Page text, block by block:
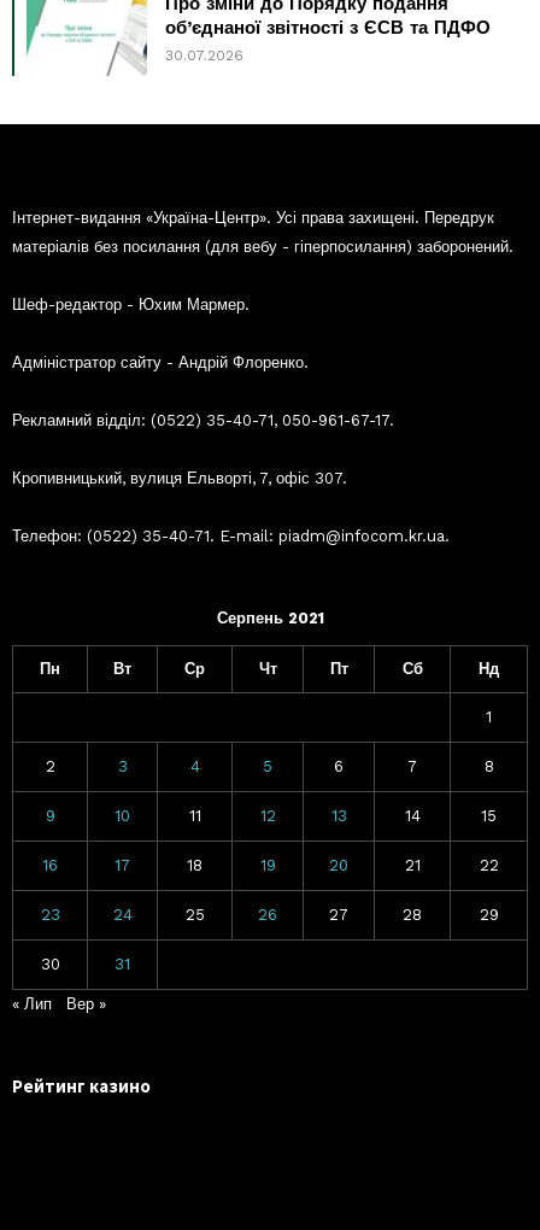
об’єднаної звітності з ЄСВ та ПДФО
30.07.2026
Інтернет-видання «Україна-Центр». Усі права захищені. Передрук
матеріалів без посилання (для вебу - гіперпосилання) заборонений.
Шеф-редактор - Юхим Мармер.
Адміністратор сайту - Андрій Флоренко.
Рекламний відділ: (0522) 35-40-71, 050-961-67-17.
Кропивницький, вулиця Ельворті, 7, офіс 307.
Телефон: (0522) 35-40-71. E-mail: piadm@infocom.kr.ua.
Серпень 2021
Пн Вт Ср Чт Пт Сб Нд
1
2 3 4 5 6 7 8
9 10 11 12 13 14 15
16 17 18 19 20 21 22
23 24 25 26 27 28 29
30 31
« Лип Вер »
Рейтинг казино